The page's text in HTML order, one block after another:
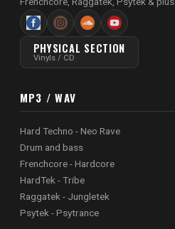
PHYSICAL SECTION
Vinyls / CD
MP3 / WAV
Hard Techno - Neo Rave
Drum and bass
Frenchcore - Hardcore
HardTek - Tribe
Raggatek - Jungletek
Psytek - Psytrance